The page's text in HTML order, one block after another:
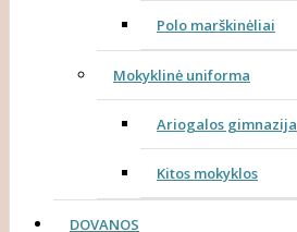
Polo marškinėliai
Mokyklinė uniforma
Ariogalos gimnazija
Kitos mokyklos
DOVANOS